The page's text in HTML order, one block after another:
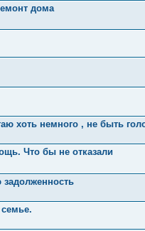
дома
хоть немного , не быть
Что бы не отказали
задолженность